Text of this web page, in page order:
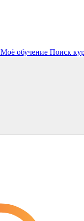
Моё обучение Поиск